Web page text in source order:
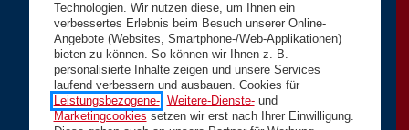
Technologien. Wir nutzen diese, um Ihnen ein
verbessertes Erlebnis beim Besuch unserer Online-
Angebote (Websites, Smartphone-/Web-Applikationen)
bieten zu können. So können wir Ihnen z. B.
personalisierte Inhalte zeigen und unsere Services
laufend verbessern und ausbauen. Cookies für
Leistungsbezogene-, Weitere-Dienste-und
Marketingcookies setzen wir erst nach Ihrer Einwilligung.